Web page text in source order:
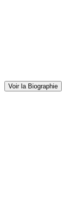
Voir la Biographie